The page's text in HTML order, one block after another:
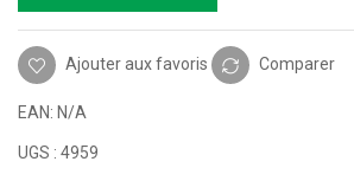
Ajouter aux favoris Comparer
EAN: N/A
UGS : 4959